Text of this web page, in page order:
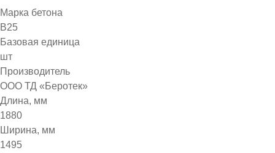
Марка бетона
B25
Базовая единица
шт
Производитель
ООО ТД «Беротек»
Длина, мм
1880
Ширина, мм
1495